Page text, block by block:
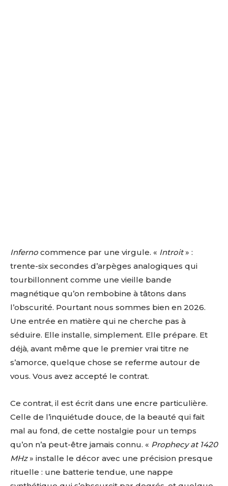
Inferno commence par une virgule. « Introit» :
trente-six secondes d’arpèges analogiques qui
tourbillonnent comme une vieille bande
magnétique qu’on rembobine à tâtons dans
l’obscurité. Pourtant nous sommes bien en 2026.
Une entrée en matière qui ne cherche pas à
séduire. Elle installe, simplement. Elle prépare. Et
déjà, avant même que le premier vrai titre ne
s’amorce, quelque chose se referme autour de
vous. Vous avez accepté le contrat.
Ce contrat, il est écrit dans une encre particulière.
Celle de l’inquiétude douce, de la beauté qui fait
mal au fond, de cette nostalgie pour un temps
qu’on n’a peut-être jamais connu. « Prophecy at 1420
MHz» installe le décor avec une précision presque
rituelle : une batterie tendue, une nappe